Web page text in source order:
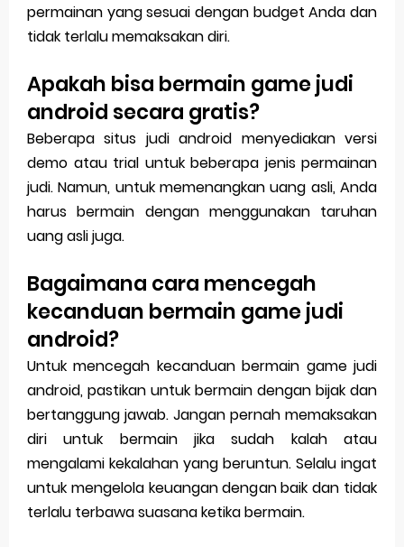
permainan yang sesuai dengan budget Anda dan
tidak terlalu memaksakan diri.
Apakah bisa bermain game judi
android secara gratis?
Beberapa situs judi android menyediakan versi
demo atau trial untuk beberapa jenis permainan
judi. Namun, untuk memenangkan uang asli, Anda
harus bermain dengan menggunakan taruhan
uang asli juga.
Bagaimana cara mencegah
kecanduan bermain game judi
android?
Untuk mencegah kecanduan bermain game judi
android, pastikan untuk bermain dengan bijak dan
bertanggung jawab. Jangan pernah memaksakan
diri untuk bermain jika sudah kalah atau
mengalami kekalahan yang beruntun. Selalu ingat
untuk mengelola keuangan dengan baik dan tidak
terlalu terbawa suasana ketika bermain.